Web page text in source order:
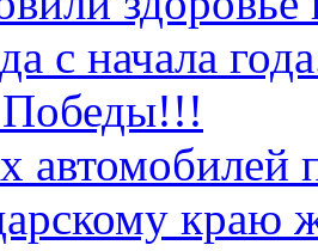
с начала
автомобилей
краю